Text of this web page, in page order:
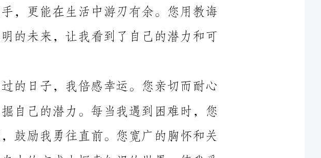
除了知识上的教导，您还注重培养我们的品德和素养。您以
身作则，用自己的言行教育我们如何做一个有道德、有良知的
回想起我们在一起度过的日子，我倍感幸运。您亲切而耐心
的教导，让我能够充分发掘自己的潜力。每当我遇到困难时，您